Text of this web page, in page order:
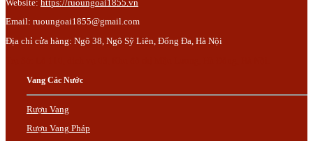
Website: https://ruoungoai1855.vn
Email: ruoungoai1855@gmail.com
Địa chỉ cửa hàng: Ngõ 38, Ngô Sỹ Liên, Đống Đa, Hà Nội
Vang Các Nước
Rượu Vang
Rượu Vang Pháp